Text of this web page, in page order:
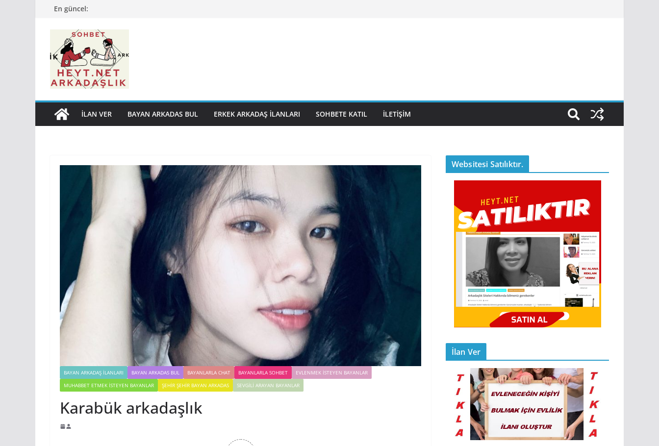
En güncel:
İLAN VER BAYAN ARKADAS BUL ERKEK ARKADAŞ İLANLARI SOHBETE KATIL İLETIŞIM
BAYAN ARKADAŞ İLANLARI BAYAN ARKADAS BUL BAYANLARLA CHAT BAYANLARLA SOHBET
EVLENMEK İSTEYEN BAYANLAR
MUHABBET ETMEK İSTEYEN BAYANLAR
ŞEHIR ŞEHIR BAYAN ARKADAS SEVGILI ARAYAN BAYANLAR
Karabük arkadaşlık
Websitesi Satılıktır.
İlan Ver